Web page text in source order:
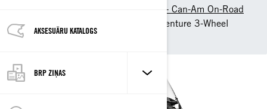
AKSESUĀRU KATALOGS
BRP ZIŅAS
2026 3-Wheel motorcycles - Can-Am On-Road
2026 Can-Am Canyon: Adventure 3-Wheel
Motorcycle